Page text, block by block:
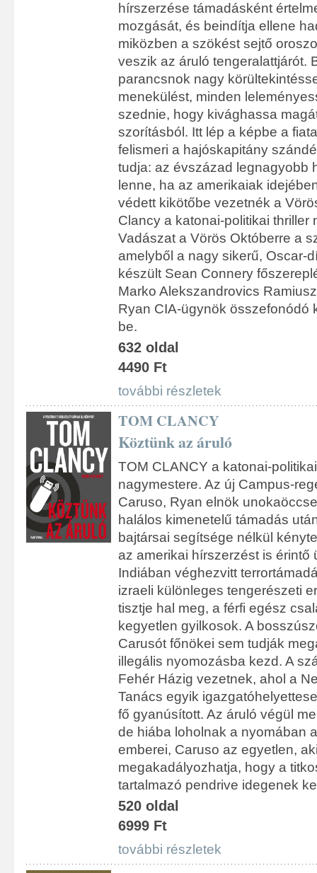
hírszerzése támadásként
mozgását, és beindítja ellene
miközben a szökést sejtő
veszik az áruló tengeralattjárót.
parancsnok nagy
menekülést, minden
szednie, hogy kivághassa
szorításból. Itt lép a képbe a
felismeri a hajóskapitány
tudja: az évszázad legnagyobb
lenne, ha az amerikaiak
védett kikötőbe vezetnék a
Clancy a katonai-politikai thriller
Vadászat a Vörös Októberre a
amelyből a nagy sikerű, Oscar-
készült Sean Connery
Marko Alekszandrovics
Ryan CIA-ügynök összefonódó
be.
632 oldal
4490 Ft
további részletek
TOM CLANCY
Köztünk az áruló
TOM CLANCY a katonai-
nagymestere. Az új Campus-
Caruso, Ryan elnök
halálos kimenetelű támadás
bajtársai segítsége nélkül
az amerikai hírszerzést is érintő
Indiában véghezvitt
izraeli különleges tengerészeti
tisztje hal meg, a férfi egész
kegyetlen gyilkosok. A
Carusót főnökei sem tudják
illegális nyomozásba kezd. A
Fehér Házig vezetnek, ahol a
Tanács egyik
fő gyanúsított. Az áruló végül
de hiába loholnak a nyomában
emberei, Caruso az egyetlen,
megakadályozhatja, hogy a
tartalmazó pendrive idegenek
520 oldal
6999 Ft
további részletek